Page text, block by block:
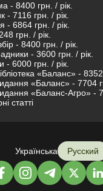
- 8400 грн. / рік.
- 7116 грн. / рік.
- 6864 грн. / рік.
грн. / рік.
- 8400 грн. / рік.
- 3600 грн. / рік.
- 6000 грн. / рік.
«Баланс» - 8352
«Баланс» - 7704
«Баланс-Агро» -
статті
Українська Русский